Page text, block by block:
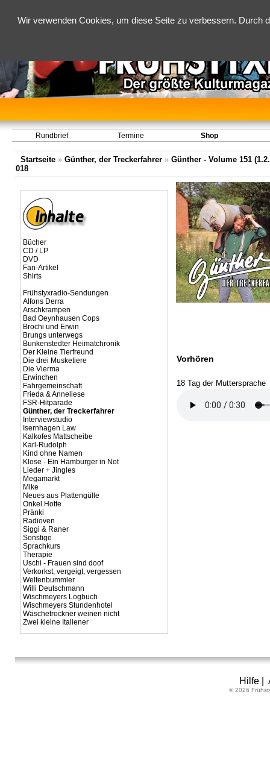
Wir verwenden Cookies, um diese Seite zu verbessern.
Rundbrief Termine Shop
Startseite» Günther, der Treckerfahrer» Günther - Volume 151
018
Bücher
CD / LP
DVD
Fan-Artikel
Shirts
Frühstyxradio-Sendungen
Alfons Derra
Arschkrampen
Bad Oeynhausen Cops
Brochi und Erwin
Brungs unterwegs
Bunkenstedter Heimatchronik
Der Kleine Tierfreund
Die drei Musketiere
Die Vierma
Erwinchen
Fahrgemeinschaft
Frieda & Anneliese
FSR-Hitparade
Günther, der Treckerfahrer
Interviewstudio
Isernhagen Law
Kalkofes Mattscheibe
Karl-Rudolph
Kind ohne Namen
Klose - Ein Hamburger in Not
Lieder + Jingles
Megamarkt
Mike
Neues aus Plattengülle
Onkel Hotte
Pränki
Radioven
Siggi & Raner
Sonstige
Sprachkurs
Therapie
Uschi - Frauen sind doof
Verkorkst, vergeigt, vergessen
Weltenbummler
Willi Deutschmann
Wischmeyers Logbuch
Wischmeyers Stundenhotel
Wäschetrockner weinen nicht
Zwei kleine Italiener
Vorhören
18 Tag der Muttersprache
Hilfe|
© 2026